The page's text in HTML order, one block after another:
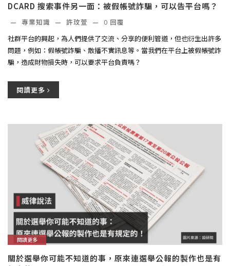
DCARD 搜索事件另一面：被假帳號詐騙，可以告平台嗎？
— 專業知識 — 許玟萱 — 0 回覆
社群平台的興起，為人們提供了交流、分享的便利管道，但也衍生出許多
問題，例如：假帳號詐騙、散播不實訊息等。當我們在平台上被假帳號詐
騙，造成財物損失時，可以要求平台負責嗎？
閱讀更多
閱讀更多
關於選舉你可能不知道的事，原來連選舉公報的製作也是有